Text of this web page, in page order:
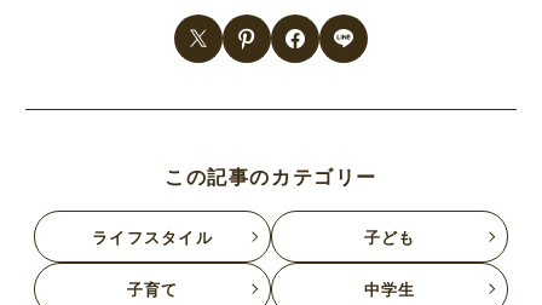
この記事のカテゴリー
ライフスタイル 子ども
子育て 中学生